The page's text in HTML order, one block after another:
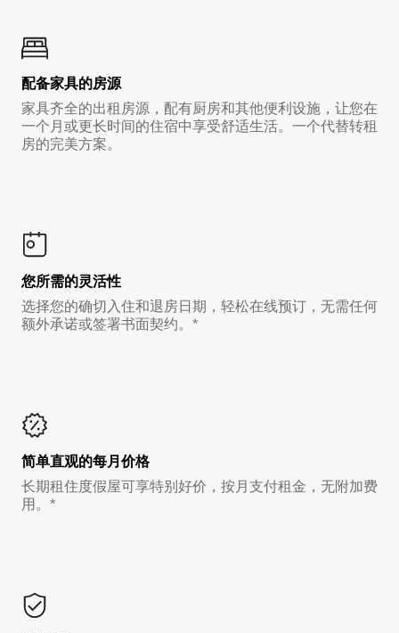
配备家具的房源
家具齐全的出租房源，配有厨房和其他便利设施，让您在
一个月或更长时间的住宿中享受舒适生活。一个代替转租
房的完美方案。
您所需的灵活性
选择您的确切入住和退房日期，轻松在线预订，无需任何
额外承诺或签署书面契约。*
简单直观的每月价格
长期租住度假屋可享特别好价，按月支付租金，无附加费
用。*